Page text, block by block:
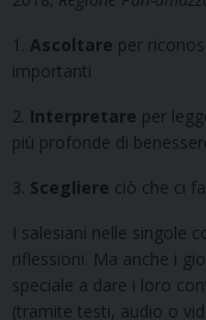
1. Ascoltare per
importanti
2. Interpretare per
più profonde di
3. Scegliere ciò che ci
I salesiani nelle singole
riflessioni. Ma anche i
speciale a dare i loro
(tramite testi, audio o